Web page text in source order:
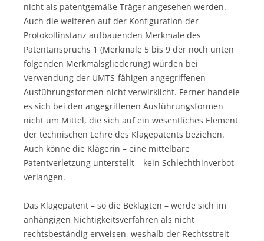
nicht als patentgemäße Träger angesehen werden.
Auch die weiteren auf der Konfiguration der
Protokollinstanz aufbauenden Merkmale des
Patentanspruchs 1 (Merkmale 5 bis 9 der noch unten
folgenden Merkmalsgliederung) würden bei
Verwendung der UMTS-fähigen angegriffenen
Ausführungsformen nicht verwirklicht. Ferner handele
es sich bei den angegriffenen Ausführungsformen
nicht um Mittel, die sich auf ein wesentliches Element
der technischen Lehre des Klagepatents beziehen.
Auch könne die Klägerin – eine mittelbare
Patentverletzung unterstellt – kein Schlechthinverbot
verlangen.
Das Klagepatent – so die Beklagten – werde sich im
anhängigen Nichtigkeitsverfahren als nicht
rechtsbeständig erweisen, weshalb der Rechtsstreit